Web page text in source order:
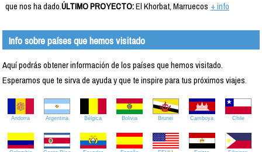
que nos ha dado.ÚLTIMO PROYECTO:El Khorbat, Marruecos + info
Info sobre países que hemos visitado
Aquí podrás obtener información de los países que hemos visitado.
Esperamos que te sirva de ayuda y que te inspire para tus próximos viajes.
Andorra Argentina Bélgica Bolivia Brunei Camboya Chile